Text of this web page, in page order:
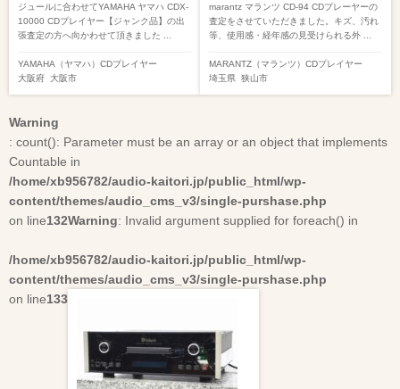
ジュールに合わせてYAMAHA ヤマハ CDX-
10000 CDプレイヤー【ジャンク品】の出
張査定の方へ向かわせて頂きました ...
YAMAHA（ヤマハ） CDプレイヤー
大阪府
大阪市
marantz マランツ CD-94 CDプレーヤーの
査定をさせていただきました。キズ、汚れ
等、使用感・経年感の見受けられる外 ...
MARANTZ（マランツ） CDプレイヤー
埼玉県 狭山市
Warning
: count(): Parameter must be an array or an object that implements
Countable in
/home/xb956782/audio-kaitori.jp/public_html/wp-
content/themes/audio_cms_v3/single-purshase.php
on line132Warning: Invalid argument supplied for foreach() in
/home/xb956782/audio-kaitori.jp/public_html/wp-
content/themes/audio_cms_v3/single-purshase.php
on line133